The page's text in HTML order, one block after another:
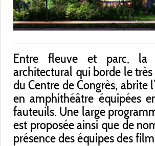
Entre fleuve et parc, la
architectural qui borde le
du Centre de Congrès, abrite
en amphithéâtre équipées
fauteuils. Une large
est proposée ainsi que de
présence des équipes des